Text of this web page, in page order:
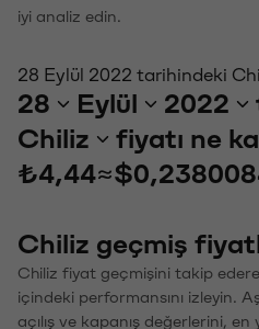
iyi analiz edin.
28 Eylül 2022 tarihindeki
28 Eylül 2022
Chiliz
fiyatı ne
₺4,44≈
Chiliz geçmiş
Chiliz fiyat geçmişini takip
içindeki performansını izleyin.
açılış ve kapanış değerlerini,